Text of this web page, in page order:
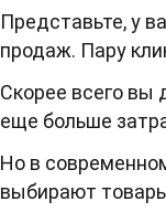
Представьте, у
продаж. Пару
Скорее всего вы
еще больше
Но в
выбирают